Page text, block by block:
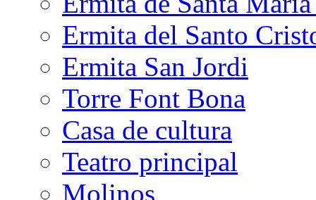
Ermita del Santo
Ermita San Jordi
Torre Font Bona
Casa de cultura
Teatro principal
Molinos